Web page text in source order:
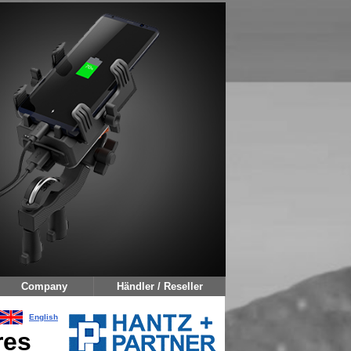
English